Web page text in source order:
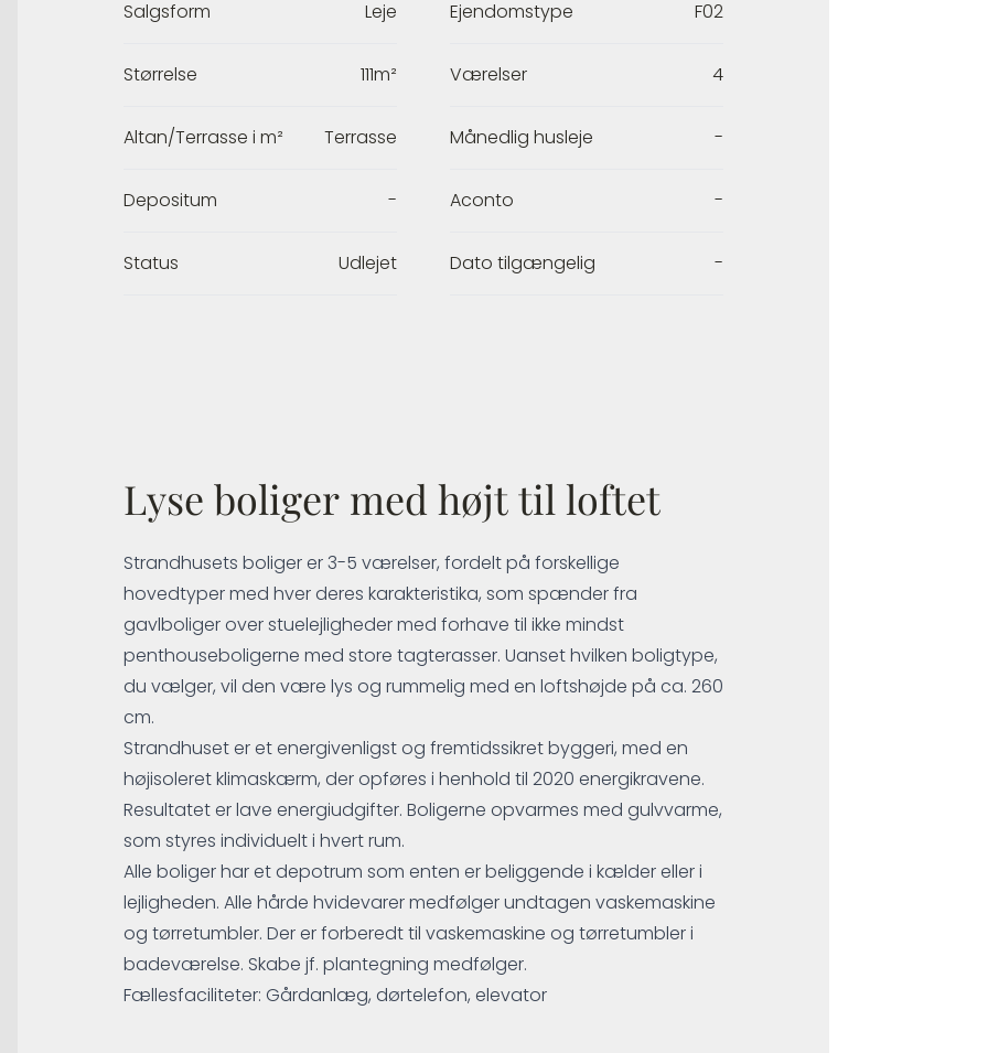
Salgsform Leje Ejendomstype F02
Størrelse 111m² Værelser 4
Altan/Terrasse i m² Terrasse Månedlig husleje -
Depositum - Aconto -
Status Udlejet Dato tilgængelig -
Lyse boliger med højt til loftet
Strandhusets boliger er 3-5 værelser, fordelt på forskellige
hovedtyper med hver deres karakteristika, som spænder fra
gavlboliger over stuelejligheder med forhave til ikke mindst
penthouseboligerne med store tagterasser. Uanset hvilken boligtype,
du vælger, vil den være lys og rummelig med en loftshøjde på ca. 260
cm.
Strandhuset er et energivenligst og fremtidssikret byggeri, med en
højisoleret klimaskærm, der opføres i henhold til 2020 energikravene.
Resultatet er lave energiudgifter. Boligerne opvarmes med gulvvarme,
som styres individuelt i hvert rum.​
Alle boliger har et depotrum som enten er beliggende i kælder eller i
lejligheden. Alle hårde hvidevarer medfølger undtagen vaskemaskine
og tørretumbler. Der er forberedt til vaskemaskine og tørretumbler i
badeværelse. Skabe jf. plantegning medfølger.
Fællesfaciliteter: Gårdanlæg, dørtelefon, elevator